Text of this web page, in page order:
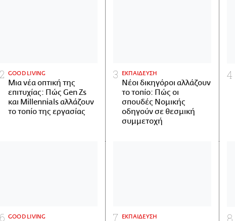
GOOD LIVING
Μια νέα οπτική της
επιτυχίας: Πώς Gen Zs
και Millennials αλλάζουν
το τοπίο της εργασίας
ΕΚΠΑΙΔΕΥΣΗ
Νέοι δικηγόροι αλλάζουν
το τοπίο: Πώς οι
σπουδές Νομικής
οδηγούν σε θεσμική
συμμετοχή
GOOD LIVING ΕΚΠΑΙΔΕΥΣΗ